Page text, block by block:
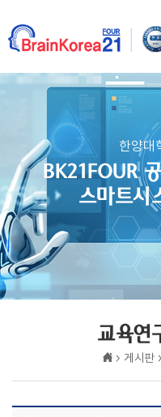
한양대
BK21FOUR
스마트시
교육연
게시판